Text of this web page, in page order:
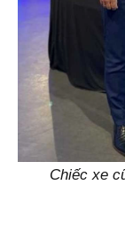
Chiếc xe